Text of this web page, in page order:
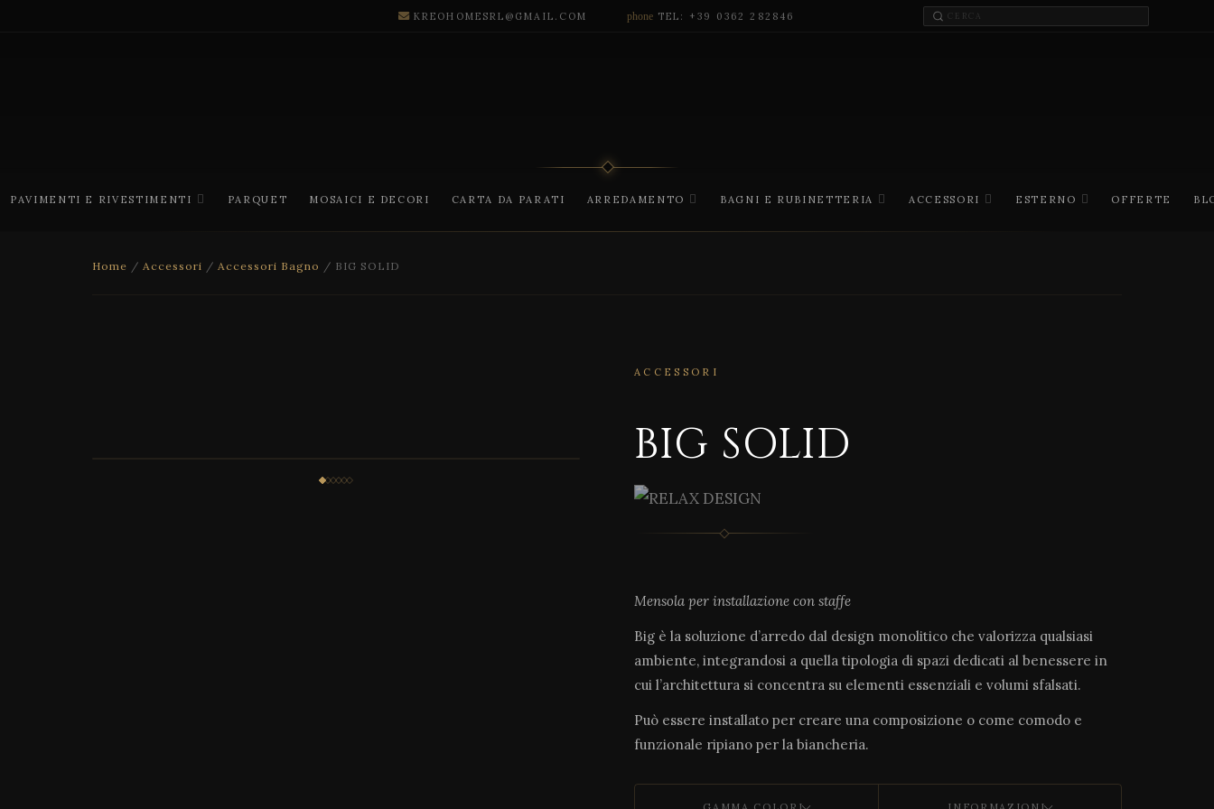
KREOHOMESRL@GMAIL.COM phone TEL: +39 0362 282846
PAVIMENTI E RIVESTIMENTI PARQUET MOSAICI E DECORI CARTA DA PARATI ARREDAMENTO BAGNI E RUBINETTERIA ACCESSORI ESTERNO OFFERTE
Home / Accessori / Accessori Bagno / BIG SOLID
ACCESSORI
BIG SOLID
Mensola per installazione con staffe
Big è la soluzione d’arredo dal design monolitico che valorizza qualsiasi
ambiente, integrandosi a quella tipologia di spazi dedicati al benessere in
cui l’architettura si concentra su elementi essenziali e volumi sfalsati.
Può essere installato per creare una composizione o come comodo e
funzionale ripiano per la biancheria.